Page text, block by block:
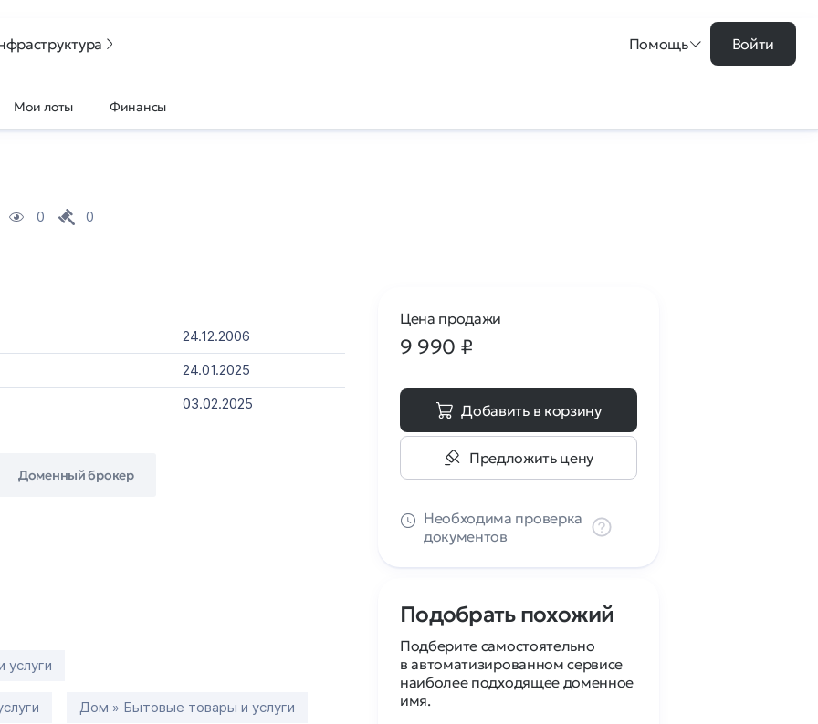
Помощь Войти
Мои лоты Финансы
0 0
24.12.2006
24.01.2025
03.02.2025
Доменный брокер
услуги
Дом » Бытовые товары и услуги
Цена продажи
9 990 ₽
Добавить в корзину
Предложить цену
Необходима проверка
документов
Подобрать похожий
Подберите самостоятельно
в автоматизированном сервисе
наиболее подходящее доменное
имя.